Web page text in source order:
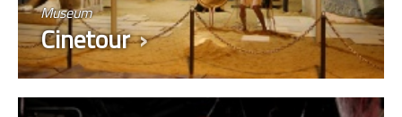
Museum
Cinetour